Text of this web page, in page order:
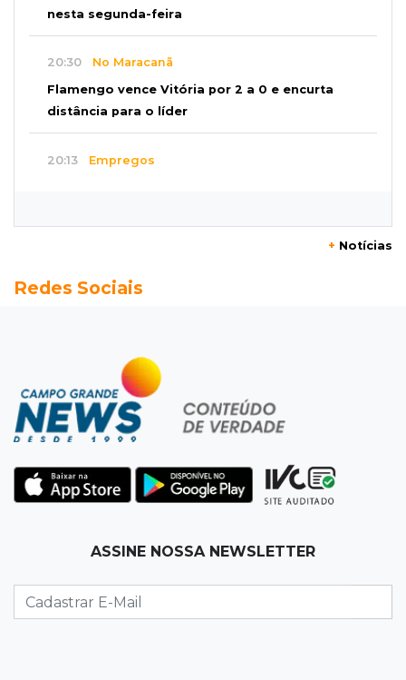
nesta segunda-feira
20:30 No Maracanã
Flamengo vence Vitória por 2 a 0 e encurta
distância para o líder
20:13 Empregos
Vigia é amarrado durante roubo de carro e
Bragança Paulista
Corinthians vence Bragantino por 2 a 0 e sobe
para 7º no Brasileirão
Athletico vence Santos por 2 a 0 e mantém 3º
lugar no Brasileirão
Oportunidades
com salários de até R$ 10,2 mil
+ Notícias
Redes Sociais
ASSINE NOSSA NEWSLETTER